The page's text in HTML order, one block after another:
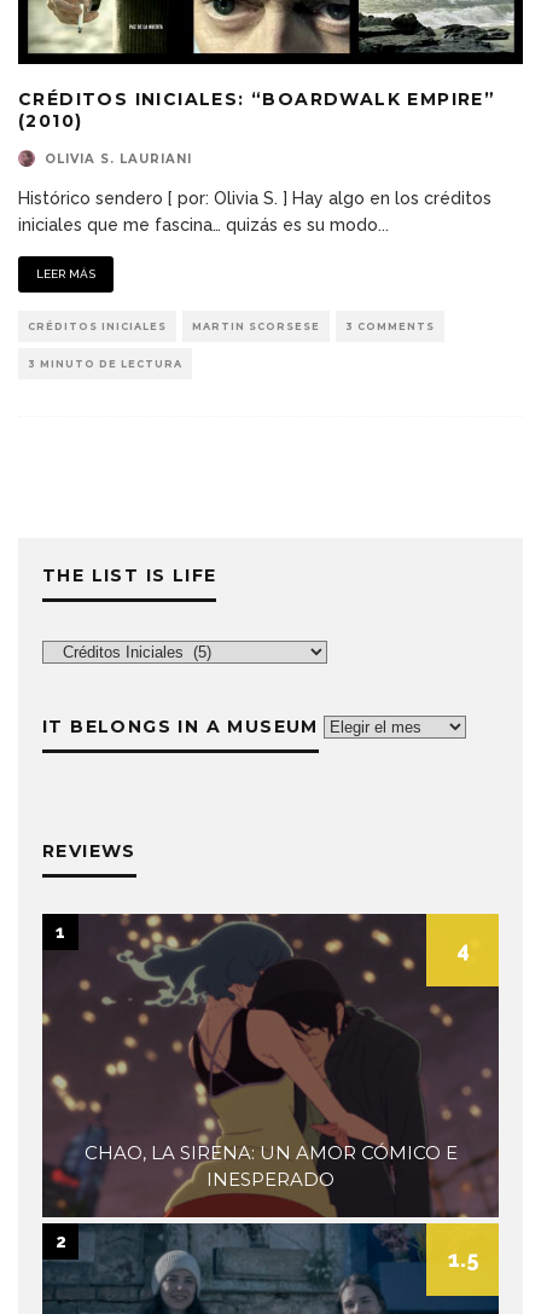
CRÉDITOS INICIALES: “BOARDWALK EMPIRE”
(2010)
OLIVIA S. LAURIANI
Histórico sendero [ por: Olivia S. ] Hay algo en los créditos
iniciales que me fascina… quizás es su modo...
LEER MÁS
CRÉDITOS INICIALES MARTIN SCORSESE 3 COMMENTS
3 MINUTO DE LECTURA
THE LIST IS LIFE
The
Life
IT BELONGS IN A MUSEUM
It
REVIEWS
CHAO, LA SIRENA: UN AMOR CÓMICO E
INESPERADO
4
1
1.5
2